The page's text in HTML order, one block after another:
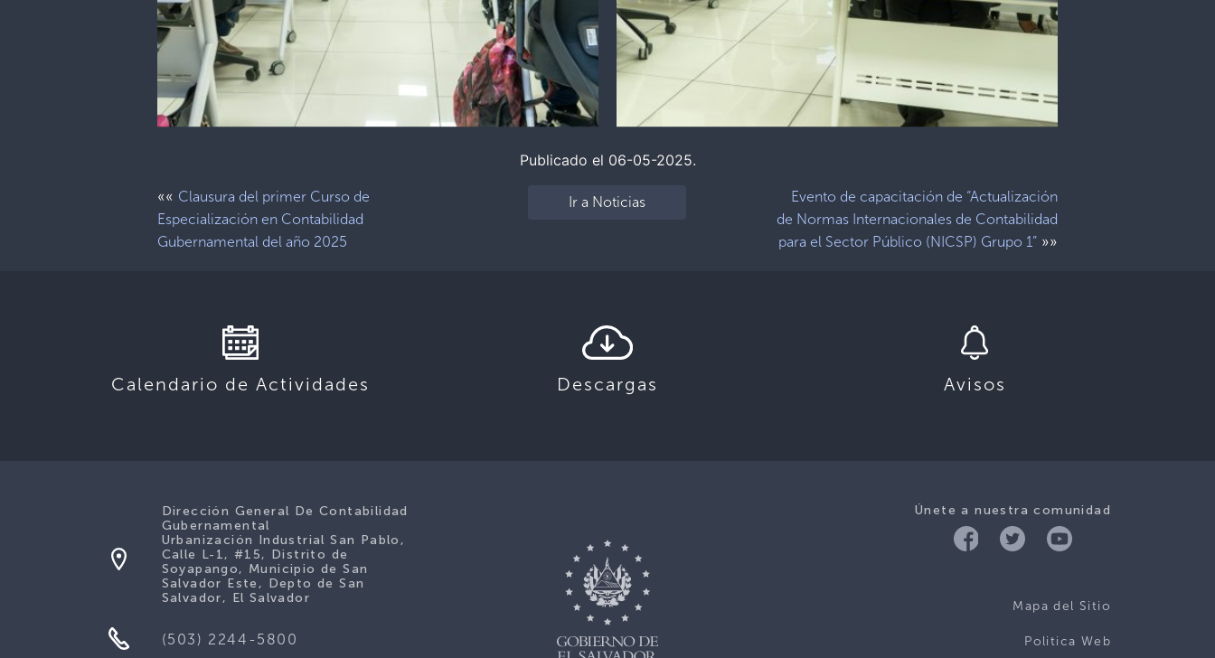
Publicado el 06-05-2025.
«« Clausura del primer Curso de
Especialización en Contabilidad
Gubernamental del año 2025
Ir a Noticias
Evento de capacitación de “Actualización
de Normas Internacionales de Contabilidad
para el Sector Público (NICSP) Grupo 1”»»
Calendario de Actividades Descargas Avisos
Únete a nuestra comunidad
Mapa del Sitio
Politica Web
Dirección General De Contabilidad
Gubernamental
Urbanización Industrial San Pablo,
Calle L-1, #15, Distrito de
Soyapango, Municipio de San
Salvador Este, Depto de San
Salvador, El Salvador
(503) 2244-5800